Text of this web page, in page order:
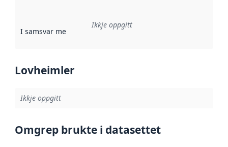
I samsvar med Referanse til ei implementeringsregel eller
Ikkje oppgitt
Lovheimler
Ikkje oppgitt
Omgrep brukte i datasettet